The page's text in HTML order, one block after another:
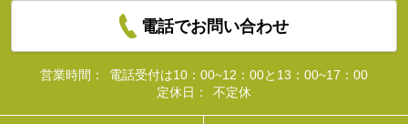
電話でお問い合わせ
営業時間：
電話受付は10：00~12：00と13：00~17：00
定休日：
不定休